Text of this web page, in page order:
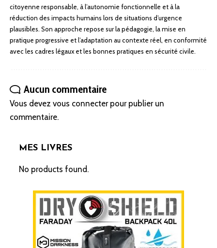
citoyenne responsable, à l’autonomie fonctionnelle et à la
réduction des impacts humains lors de situations d’urgence
plausibles. Son approche repose sur la pédagogie, la mise en
pratique progressive et l’adaptation au contexte réel, en conformité
avec les cadres légaux et les bonnes pratiques en sécurité civile.
Aucun commentaire
Vous devez vous connecterpour publier un
commentaire.
MES LIVRES
No products found.